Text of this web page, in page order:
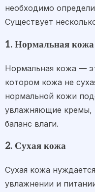
необходимо
Существует
1. Нормальная кожа
Нормальная кожа —
котором кожа не
нормальной кожи
увлажняющие кремы,
баланс влаги.
2. Сухая кожа
Сухая кожа
увлажнении и